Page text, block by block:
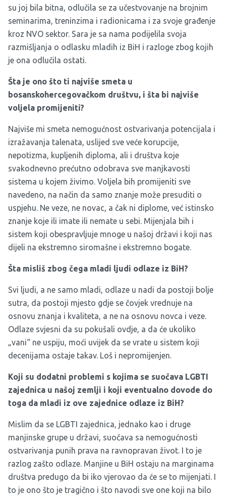
su joj bila bitna, odlučila se za učestvovanje na brojnim
seminarima, treninzima i radionicama i za svoje građenje
kroz NVO sektor. Sara je sa nama podijelila svoja
razmišljanja o odlasku mladih iz BiH i razloge zbog kojih
je ona odlučila ostati.
Šta je ono što ti najviše smeta u
bosanskohercegovačkom društvu, i šta bi najviše
voljela promijeniti?
Najviše mi smeta nemogućnost ostvarivanja potencijala i
izražavanja talenata, uslijed sve veće korupcije,
nepotizma, kupljenih diploma, ali i društva koje
svakodnevno prećutno odobrava sve manjkavosti
sistema u kojem živimo. Voljela bih promijeniti sve
navedeno, na način da samo znanje može presuditi o
uspjehu. Ne veze, ne novac, a čak ni diplome, već istinsko
znanje koje ili imate ili nemate u sebi. Mijenjala bih i
sistem koji obespravljuje mnoge u našoj državi i koji nas
dijeli na ekstremno siromašne i ekstremno bogate.
Šta misliš zbog čega mladi ljudi odlaze iz BiH?
Svi ljudi, a ne samo mladi, odlaze u nadi da postoji bolje
sutra, da postoji mjesto gdje se čovjek vrednuje na
osnovu znanja i kvaliteta, a ne na osnovu novca i veze.
Odlaze svjesni da su pokušali ovdje, a da će ukoliko
„vani“ ne uspiju, moći uvijek da se vrate u sistem koji
decenijama ostaje takav. Loš i nepromijenjen.
Koji su dodatni problemi s kojima se suočava LGBTI
zajednica u našoj zemlji i koji eventualno dovode do
toga da mladi iz ove zajednice odlaze iz BiH?
Mislim da se LGBTI zajednica, jednako kao i druge
manjinske grupe u državi, suočava sa nemogućnosti
ostvarivanja punih prava na ravnopravan život. I to je
razlog zašto odlaze. Manjine u BiH ostaju na marginama
društva predugo da bi iko vjerovao da će se to mijenjati. I
to je ono što je tragično i što navodi sve one koji na bilo